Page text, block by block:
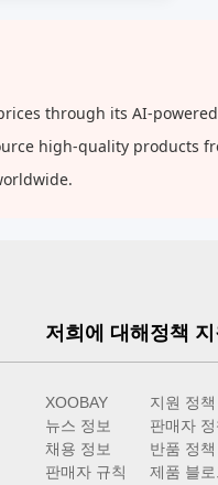
through its AI-
high-quality
저희에 대해
XOOBAY
뉴스 정보
채용 정보
판매자 규칙
정책 지
지원 정책
판매자 정
반품 정책
제품 블로